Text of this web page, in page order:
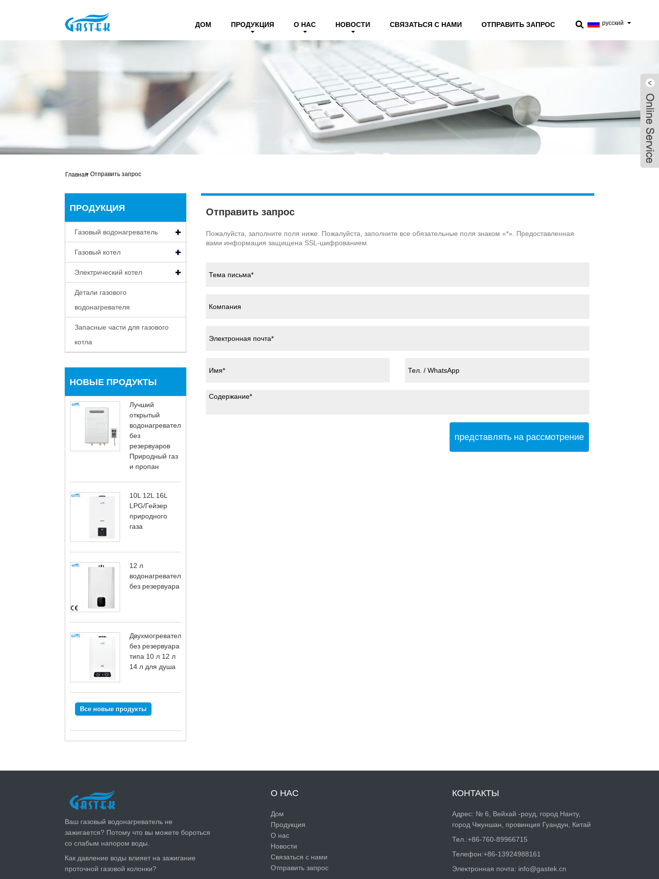
русский
ДОМ ПРОДУКЦИЯ О НАС НОВОСТИ СВЯЗАТЬСЯ С НАМИ ОТПРАВИТЬ ЗАПРОС
Главная
> Отправить запрос
ПРОДУКЦИЯ
Газовый водонагреватель
Газовый котел
Электрический котел
Детали газового
водонагревателя
Запасные части для газового
котла
НОВЫЕ ПРОДУКТЫ
Лучший
открытый
водонагреватель
без
резервуаров
Природный газ
и пропан
10L 12L 16L
LPG/Гейзер
природного
газа
12 л
водонагревателя
без резервуара
Двухмогреватель
без резервуара
типа 10 л 12 л
14 л для душа
Все новые продукты
Отправить запрос
Пожалуйста, заполните поля ниже. Пожалуйста, заполните все обязательные поля знаком «*». Предоставленная
вами информация защищена SSL-шифрованием.
представлять на рассмотрение
КОНТАКТЫ
Адрес: № 6, Вейхай -роуд, город Нанту,
город Чжуншан, провинция Гуандун, Китай
Тел.:+86-760-89966715
Телефон:+86-13924988161
Электронная почта: info@gastek.cn
О НАС
Дом
Продукция
О нас
Новости
Связаться с нами
Отправить запрос
ПОСЛЕДНИЕ НОВОСТИ
Ваш газовый водонагреватель не
зажигается? Потому что вы можете бороться
со слабым напором воды.
Как давление воды влияет на зажигание
проточной газовой колонки?